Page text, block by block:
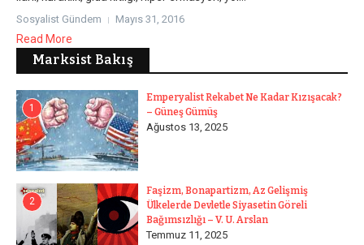
Sosyalist Gündem Mayıs 31, 2016
Read More
Marksist Bakış
1
Emperyalist Rekabet Ne Kadar Kızışacak?
– Güneş Gümüş
Ağustos 13, 2025
2
Faşizm, Bonapartizm, Az Gelişmiş
Ülkelerde Devletle Siyasetin Göreli
Bağımsızlığı – V. U. Arslan
Temmuz 11, 2025